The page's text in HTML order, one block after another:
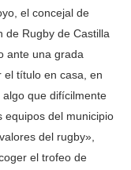
el concejal de
de Rugby de Castilla
ante una grada
el título en casa, en
que difícilmente
equipos del municipio
del rugby»,
el trofeo de